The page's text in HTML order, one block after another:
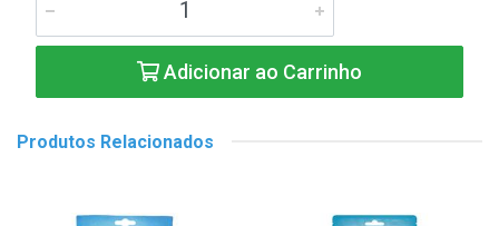
Adicionar ao Carrinho
Produtos Relacionados